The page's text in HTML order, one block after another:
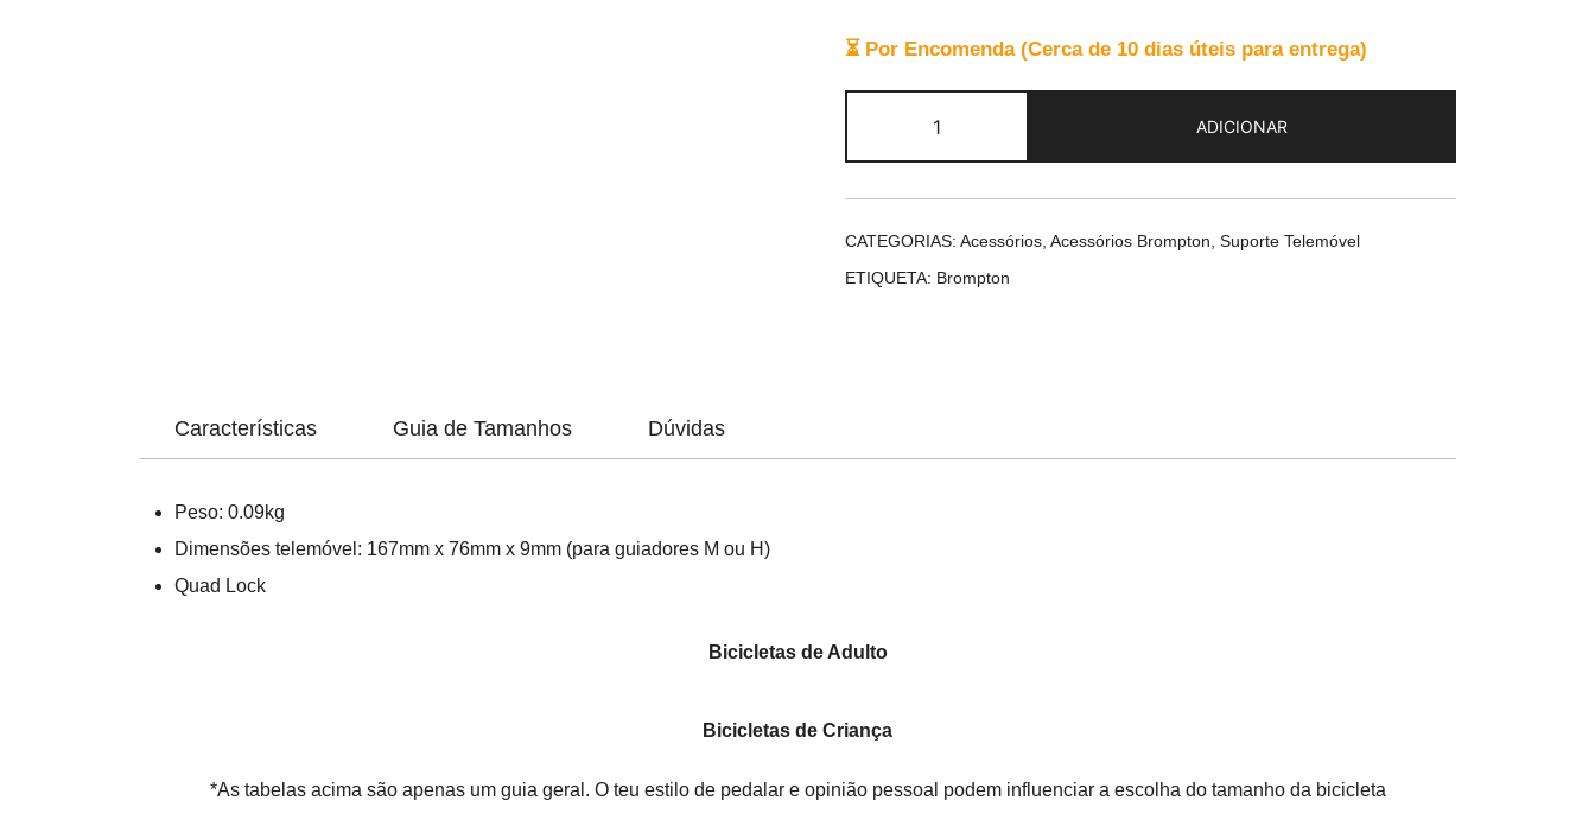
⏳ Por Encomenda (Cerca de 10 dias úteis para entrega)
de
Brompton
Phone
ADICIONAR
CATEGORIAS: Acessórios Acessórios Brompton Suporte Telemóvel
ETIQUETA: Brompton
Características Guia de Tamanhos Dúvidas
Peso: 0.09kg
Dimensões telemóvel: 167mm x 76mm x 9mm (para guiadores M ou H)
Quad Lock
Bicicletas de Adulto
Bicicletas de Criança
*As tabelas acima são apenas um guia geral. O teu estilo de pedalar e opinião pessoal podem influenciar a escolha do tamanho da bicicleta